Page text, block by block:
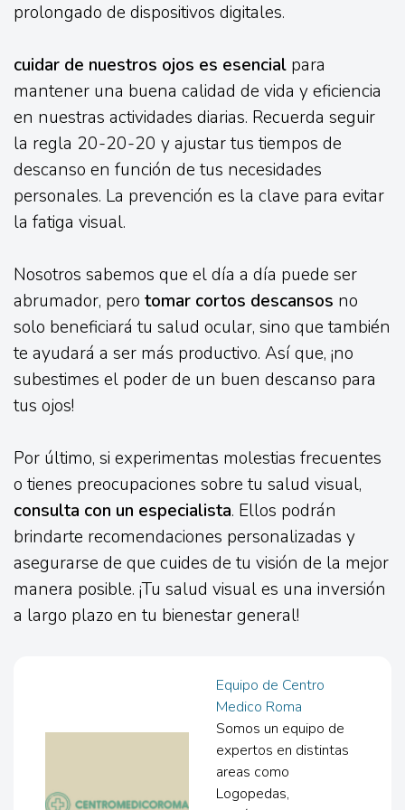
prolongado de dispositivos digitales.
cuidar de nuestros ojos es esencial para
mantener una buena calidad de vida y eficiencia
en nuestras actividades diarias. Recuerda seguir
la regla 20-20-20 y ajustar tus tiempos de
descanso en función de tus necesidades
personales. La prevención es la clave para evitar
la fatiga visual.
Nosotros sabemos que el día a día puede ser
abrumador, pero tomar cortos descansos no
solo beneficiará tu salud ocular, sino que también
te ayudará a ser más productivo. Así que, ¡no
subestimes el poder de un buen descanso para
tus ojos!
Por último, si experimentas molestias frecuentes
o tienes preocupaciones sobre tu salud visual,
consulta con un especialista. Ellos podrán
brindarte recomendaciones personalizadas y
asegurarse de que cuides de tu visión de la mejor
manera posible. ¡Tu salud visual es una inversión
a largo plazo en tu bienestar general!
Equipo de Centro
Medico Roma
Somos un equipo de
expertos en distintas
areas como
Logopedas,